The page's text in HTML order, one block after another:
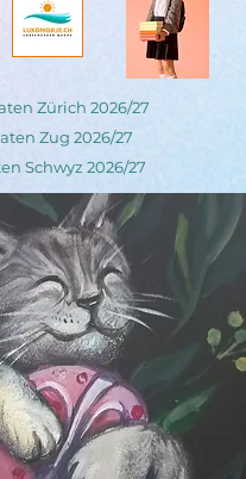
Zürich 2026/27
Zug 2026/27
Schwyz 2026/27